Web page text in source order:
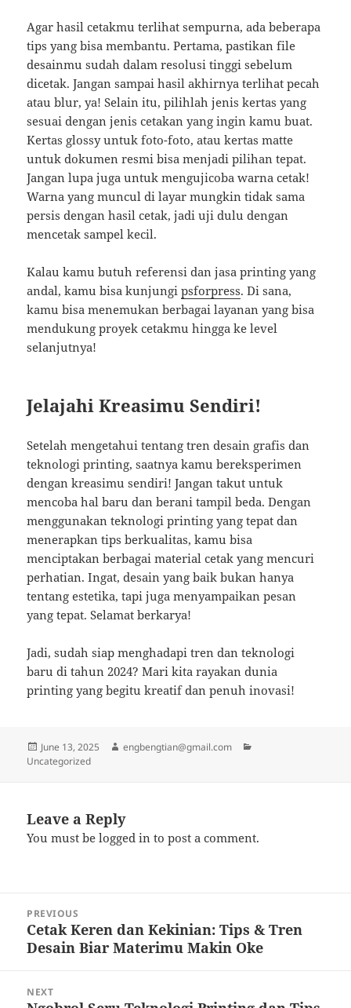
Agar hasil cetakmu terlihat sempurna, ada beberapa
tips yang bisa membantu. Pertama, pastikan file
desainmu sudah dalam resolusi tinggi sebelum
dicetak. Jangan sampai hasil akhirnya terlihat pecah
atau blur, ya! Selain itu, pilihlah jenis kertas yang
sesuai dengan jenis cetakan yang ingin kamu buat.
Kertas glossy untuk foto-foto, atau kertas matte
untuk dokumen resmi bisa menjadi pilihan tepat.
Jangan lupa juga untuk mengujicoba warna cetak!
Warna yang muncul di layar mungkin tidak sama
persis dengan hasil cetak, jadi uji dulu dengan
mencetak sampel kecil.
Kalau kamu butuh referensi dan jasa printing yang
andal, kamu bisa kunjungipsforpress. Di sana,
kamu bisa menemukan berbagai layanan yang bisa
mendukung proyek cetakmu hingga ke level
selanjutnya!
Jelajahi Kreasimu Sendiri!
Setelah mengetahui tentang tren desain grafis dan
teknologi printing, saatnya kamu bereksperimen
dengan kreasimu sendiri! Jangan takut untuk
mencoba hal baru dan berani tampil beda. Dengan
menggunakan teknologi printing yang tepat dan
menerapkan tips berkualitas, kamu bisa
menciptakan berbagai material cetak yang mencuri
perhatian. Ingat, desain yang baik bukan hanya
tentang estetika, tapi juga menyampaikan pesan
yang tepat. Selamat berkarya!
Jadi, sudah siap menghadapi tren dan teknologi
baru di tahun 2024? Mari kita rayakan dunia
printing yang begitu kreatif dan penuh inovasi!
Posted
on
June 13, 2025 Author
engbengtian@gmail.com
Uncategorized
Leave a Reply
You must belogged in to post a comment.
navigation
PREVIOUS
Previous
post:
Cetak Keren dan Kekinian: Tips & Tren
Desain Biar Materimu Makin Oke
NEXT